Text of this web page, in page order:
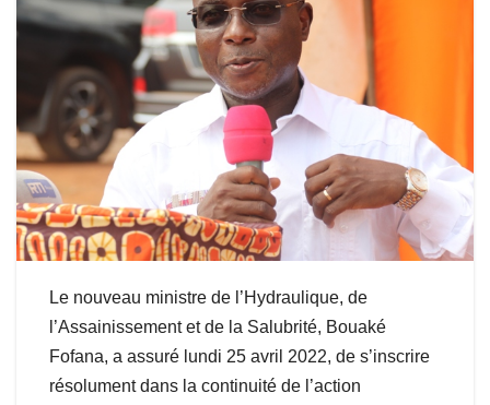
Le nouveau ministre de l’Hydraulique, de
l’Assainissement et de la Salubrité, Bouaké
Fofana, a assuré lundi 25 avril 2022, de s’inscrire
résolument dans la continuité de l’action